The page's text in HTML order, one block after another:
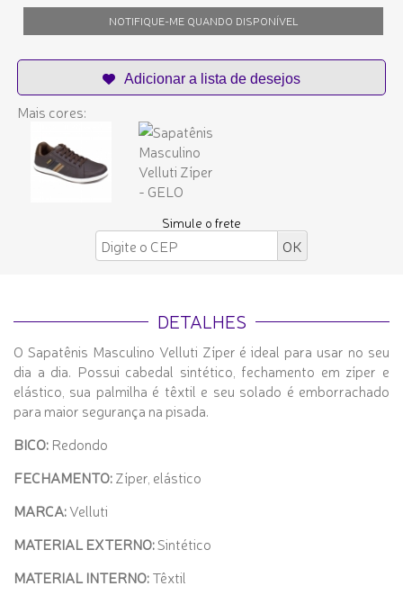
NOTIFIQUE-ME QUANDO DISPONÍVEL
Mais cores:
Simule o frete
DETALHES
O Sapatênis Masculino Velluti Zíper é ideal para usar no seu
dia a dia. Possui cabedal sintético, fechamento em zíper e
elástico, sua palmilha é têxtil e seu solado é emborrachado
para maior segurança na pisada.
BICO: Redondo
FECHAMENTO:Zíper, elástico
MARCA:Velluti
MATERIAL EXTERNO:Sintético
MATERIAL INTERNO:Têxtil